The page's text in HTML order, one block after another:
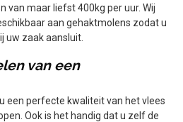
van maar liefst 400kg per uur. Wij
aan gehaktmolens zodat u
uw zaak aansluit.
van een
een perfecte kwaliteit van het vlees
Ook is het handig dat u zelf de